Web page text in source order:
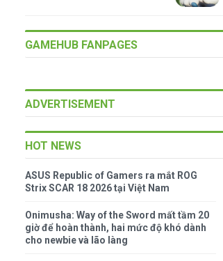
GAMEHUB FANPAGES
ADVERTISEMENT
HOT NEWS
ASUS Republic of Gamers ra mắt ROG
Strix SCAR 18 2026 tại Việt Nam
Onimusha: Way of the Sword mất tầm 20
giờ để hoàn thành, hai mức độ khó dành
cho newbie và lão làng